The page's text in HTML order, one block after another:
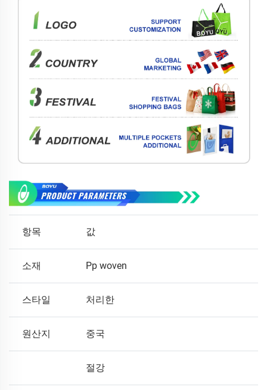
항목 값
소재 Pp woven
스타일 처리한
원산지 중국
절강